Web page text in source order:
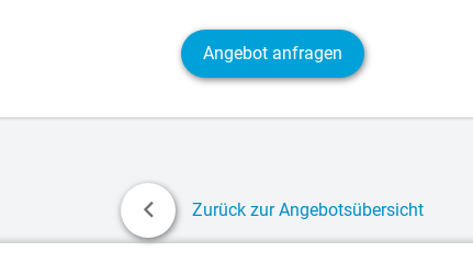
Angebot anfragen
Zurück zur Angebotsübersicht